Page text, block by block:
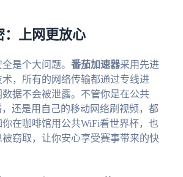
：上网更放心
是个大问题。 番茄加速器采用先进
，所有的网络传输都通过专线进
据不会被泄露。不管你是在公共
还是用自己的移动网络刷视频，都
在咖啡馆用公共WiFi看世界杯，也
窃取，让你安心享受赛事带来的快